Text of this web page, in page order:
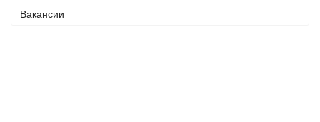
Вакансии